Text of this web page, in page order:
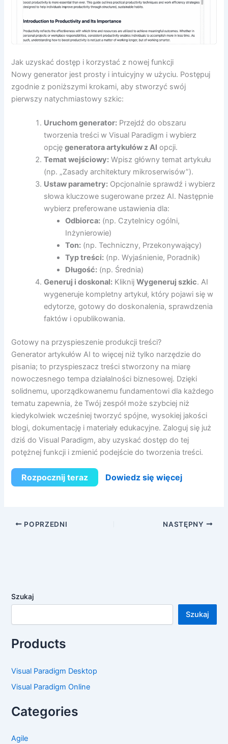
Jak uzyskać dostęp i korzystać z nowej funkcji
Nowy generator jest prosty i intuicyjny w użyciu. Postępuj
zgodnie z poniższymi krokami, aby stworzyć swój
pierwszy natychmiastowy szkic:
Uruchom generator: Przejdź do obszaru
tworzenia treści w Visual Paradigm i wybierz
opcjęgeneratora artykułów z AI opcji.
Temat wejściowy: Wpisz główny temat artykułu
(np. „Zasady architektury mikroserwisów”).
Ustaw parametry: Opcjonalnie sprawdź i wybierz
słowa kluczowe sugerowane przez AI. Następnie
wybierz preferowane ustawienia dla:
Odbiorca: (np. Czytelnicy ogólni,
Inżynierowie)
Ton: (np. Techniczny, Przekonywający)
Typ treści: (np. Wyjaśnienie, Poradnik)
Długość: (np. Średnia)
Generuj i doskonal: KliknijWygeneruj szkic. AI
wygeneruje kompletny artykuł, który pojawi się w
edytorze, gotowy do doskonalenia, sprawdzenia
faktów i opublikowania.
Gotowy na przyspieszenie produkcji treści?
Generator artykułów AI to więcej niż tylko narzędzie do
pisania; to przyspieszacz treści stworzony na miarę
nowoczesnego tempa działalności biznesowej. Dzięki
solidnemu, uporządkowanemu fundamentowi dla każdego
tematu zapewnia, że Twój zespół może szybciej niż
kiedykolwiek wcześniej tworzyć spójne, wysokiej jakości
blogi, dokumentację i materiały edukacyjne. Zaloguj się już
dziś do Visual Paradigm, aby uzyskać dostęp do tej
potężnej funkcji i zmienić podejście do tworzenia treści.
Rozpocznij teraz Dowiedz się więcej
POPRZEDNI NASTĘPNY
Szukaj
Szukaj
Products
Visual Paradigm Desktop
Visual Paradigm Online
Categories
Agile